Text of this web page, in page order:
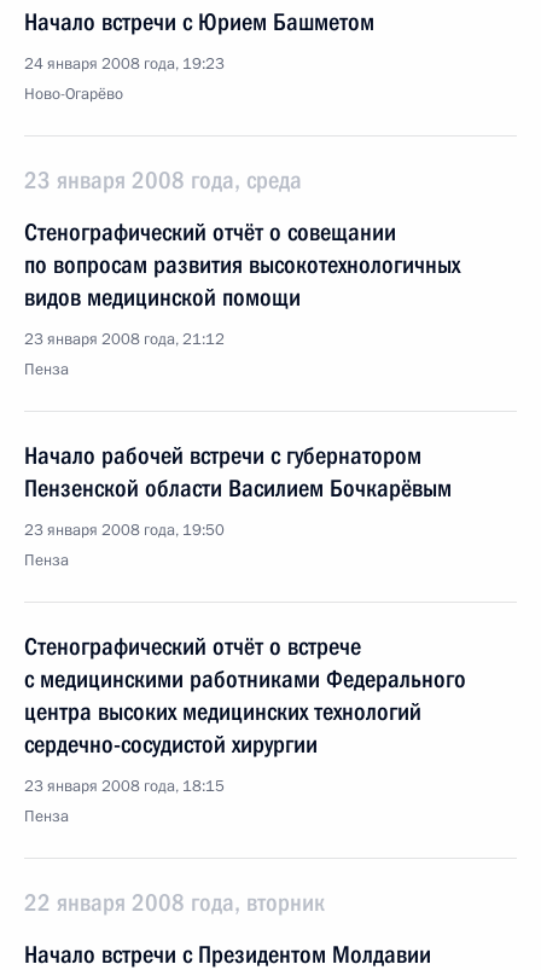
Начало встречи с Юрием Башметом
24 января 2008 года, 19:23
Ново-Огарёво
23 января 2008 года, среда
Стенографический отчёт о совещании
по вопросам развития высокотехнологичных
видов медицинской помощи
23 января 2008 года, 21:12
Пенза
Начало рабочей встречи с губернатором
Пензенской области Василием Бочкарёвым
23 января 2008 года, 19:50
Пенза
Стенографический отчёт о встрече
с медицинскими работниками Федерального
центра высоких медицинских технологий
сердечно-сосудистой хирургии
23 января 2008 года, 18:15
Пенза
22 января 2008 года, вторник
Начало встречи с Президентом Молдавии